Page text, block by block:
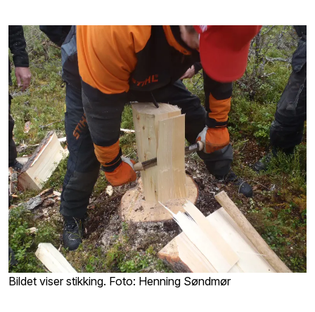
Bildet viser stikking. Foto: Henning Søndmør